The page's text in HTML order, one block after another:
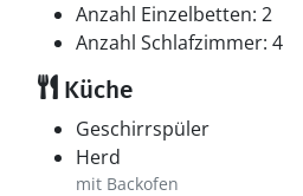
Anzahl Einzelbetten: 2
Anzahl Schlafzimmer: 4
Küche
Geschirrspüler
Herd
mit Backofen